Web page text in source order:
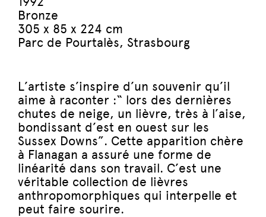
Bronze
305 x 85 x 224 cm
Parc de Pourtalès, Strasbourg
L’artiste s’inspire d’un souvenir qu’il
aime à raconter :“ lors des dernières
chutes de neige, un lièvre, très à l’aise,
bondissant d’est en ouest sur les
Sussex Downs”. Cette apparition chère
à Flanagan a assuré une forme de
linéarité dans son travail. C’est une
véritable collection de lièvres
anthropomorphiques qui interpelle et
peut faire sourire.